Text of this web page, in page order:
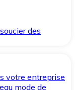
des
votre entreprise
mode de